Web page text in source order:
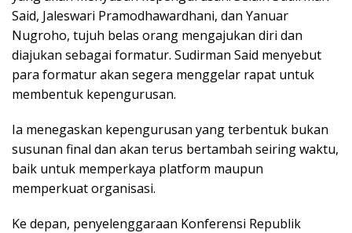
Said, Jaleswari Pramodhawardhani, dan Yanuar
Nugroho, tujuh belas orang mengajukan diri dan
diajukan sebagai formatur. Sudirman Said menyebut
para formatur akan segera menggelar rapat untuk
membentuk kepengurusan.
Ia menegaskan kepengurusan yang terbentuk bukan
susunan final dan akan terus bertambah seiring waktu,
baik untuk memperkaya platform maupun
memperkuat organisasi.
Ke depan, penyelenggaraan Konferensi Republik